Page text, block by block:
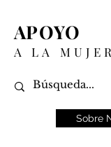
APOYO
A LA MUJER
Sobre